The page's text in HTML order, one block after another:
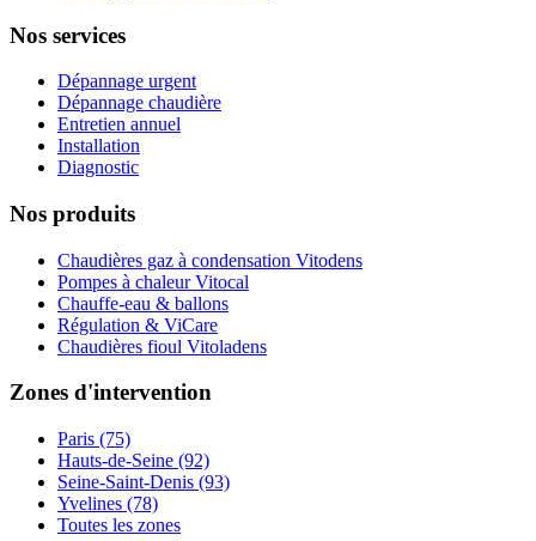
Nos services
Dépannage urgent
Dépannage chaudière
Entretien annuel
Installation
Diagnostic
Nos produits
Chaudières gaz à condensation Vitodens
Pompes à chaleur Vitocal
Chauffe-eau & ballons
Régulation & ViCare
Chaudières fioul Vitoladens
Zones d'intervention
Paris (75)
Hauts-de-Seine (92)
Seine-Saint-Denis (93)
Yvelines (78)
Toutes les zones